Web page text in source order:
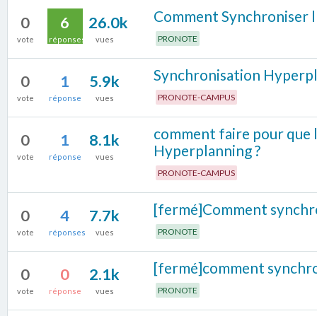
0
vote
6
réponses
26.0k
vues
Comment Synchroniser
PRONOTE
0
vote
1
réponse
5.9k
vues
Synchronisation
PRONOTE-CAMPUS
0
vote
1
réponse
8.1k
vues
comment faire pour que
Hyperplanning ?
PRONOTE-CAMPUS
0
vote
4
réponses
7.7k
vues
[fermé]Comment
PRONOTE
0
vote
0
réponse
2.1k
vues
[fermé]comment
PRONOTE